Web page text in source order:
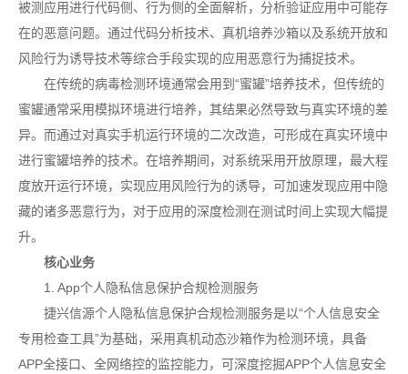
被测应用进行代码侧、行为侧的全面解析，分析验证应用中可能存
在的恶意问题。通过代码分析技术、真机培养沙箱以及系统开放和
风险行为诱导技术等综合手段实现的应用恶意行为捕捉技术。
在传统的病毒检测环境通常会用到“蜜罐”培养技术，但传统的
蜜罐通常采用模拟环境进行培养，其结果必然导致与真实环境的差
异。而通过对真实手机运行环境的二次改造，可形成在真实环境中
进行蜜罐培养的技术。在培养期间，对系统采用开放原理，最大程
度放开运行环境，实现应用风险行为的诱导，可加速发现应用中隐
藏的诸多恶意行为，对于应用的深度检测在测试时间上实现大幅提
升。
核心业务
1. App个人隐私信息保护合规检测服务
捷兴信源个人隐私信息保护合规检测服务是以“个人信息安全
专用检查工具”为基础，采用真机动态沙箱作为检测环境，具备
APP全接口、全网络控的监控能力，可深度挖掘APP个人信息安全